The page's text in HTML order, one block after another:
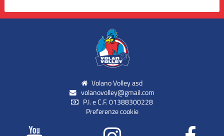
Volano Volley asd
volanovolley@gmail.com
P.I. e C.F. 01388300228
Preferenze cookie